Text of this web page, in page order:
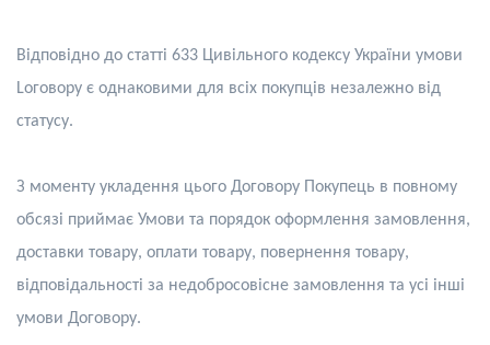
Відповідно до статті 633 Цивільного кодексу України умови
Lоговору є однаковими для всіх покупців незалежно від
статусу.
З моменту укладення цього Договору
окупець в повному
обсязі приймає Умови та порядок оформлення замовлення,
доставки товару, оплати товару, повернення товару,
відповідальності за недобросовісне замовлення та усі інші
умови Договору.